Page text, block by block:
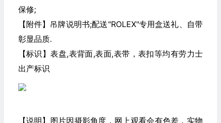
保修;
【附件】吊牌说明书;配送"ROLEX"专用盒送礼、自带
彰显品质.
【标识】表盘,表背面,表面,表带，表扣等均有劳力士
出产标识
【说明】图片因摄影角度，网上观看会有色差，实物